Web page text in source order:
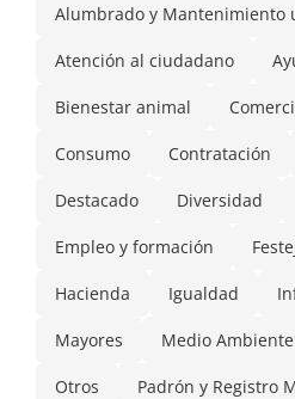
Alumbrado y Mantenimiento
Atención al ciudadano
Bienestar animal
Consumo Contratación
Destacado Diversidad
Empleo y formación
Hacienda Igualdad
Mayores Medio Ambiente
Otros Padrón y Registro